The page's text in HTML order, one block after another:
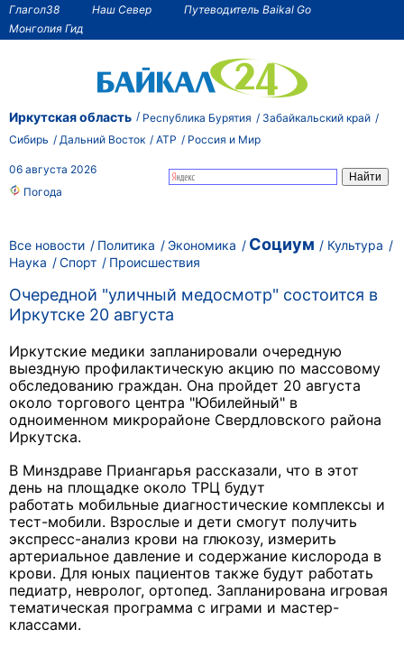
Глагол38 Наш Север
Путеводитель Baikal Go
Монголия Гид
Иркутская область Республика Бурятия
Забайкальский край
Сибирь
Дальний Восток АТР Россия и Мир
06 августа 2026
Погода
Все новости Политика Экономика Социум
Культура
Наука
Спорт Происшествия
Очередной "уличный медосмотр" состоится в
Иркутске 20 августа
Иркутские медики запланировали очередную
выездную профилактическую акцию по массовому
обследованию граждан. Она пройдет 20 августа
около торгового центра "Юбилейный" в
одноименном микрорайоне Свердловского района
Иркутска.
В Минздраве Приангарья рассказали, что в этот
день на площадке около ТРЦ будут
работать мобильные диагностические комплексы и
тест-мобили. Взрослые и дети смогут получить
экспресс-анализ крови на глюкозу, измерить
артериальное давление и содержание кислорода в
крови. Для юных пациентов также будут работать
педиатр, невролог, ортопед. Запланирована игровая
тематическая программа с играми и мастер-
классами.